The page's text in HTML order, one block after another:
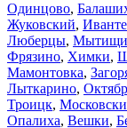
Одинцово,
Жуковский,
Люберцы, Мытищи
Фрязино, Химки,
Мамонтовка,
Лыткарино,
Троицк,
Опалиха, Вешки,